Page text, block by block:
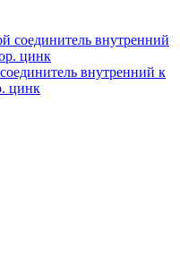
внутренний к
цинк